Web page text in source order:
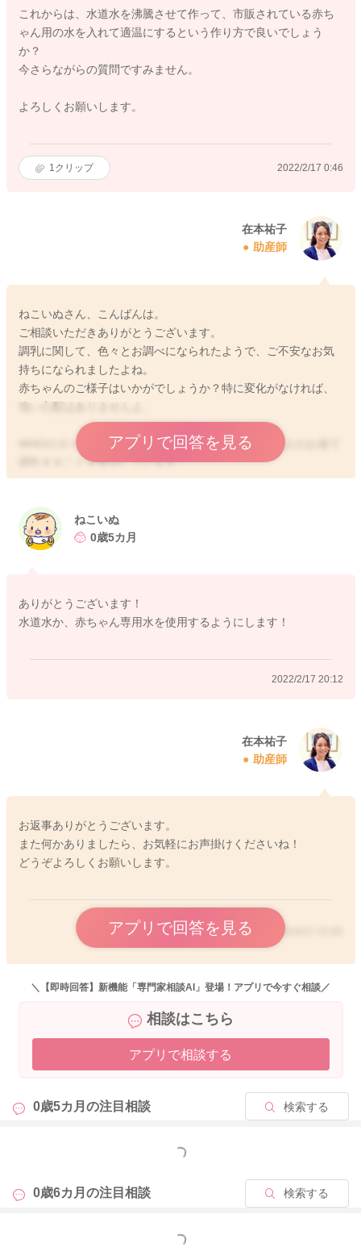
これからは、水道水を沸騰させて作って、市販されている赤ち
ゃん用の水を入れて適温にするという作り方で良いでしょう
か？
今さらながらの質問ですみません。
よろしくお願いします。
1 クリップ 2022/2/17 0:46
在本祐子
助産師
ねこいぬさん、こんばんは。
ご相談いただきありがとうございます。
調乳に関して、色々とお調べになられたようで、ご不安なお気
持ちになられましたよね。
赤ちゃんのご様子はいかがでしょうか？特に変化がなければ、
強い心配はありませんよ。
WHOのガイドラインにより、厚生労働省では70℃以上のお湯で
調乳することを提示しています。
このお湯は水道水もしくは、赤ちゃん用の調乳に適したとされ
これは、鉱物による身体的な負担を避けるためと、種々の細菌
がミルクに入ってしまった場合や手指・哺乳瓶に菌が付着して
・粉ミルクは70℃以上のお湯で調乳
・水道水か、赤ちゃん専用水を使用する
アプリで回答を見る
ねこいぬ
0歳5カ月
ありがとうございます！
水道水か、赤ちゃん専用水を使用するようにします！
2022/2/17 20:12
在本祐子
助産師
お返事ありがとうございます。
また何かありましたら、お気軽にお声掛けくださいね！
どうぞよろしくお願いします。
アプリで回答を見る 2022/2/17 21:03
＼【即時回答】新機能「専門家相談AI」登場！アプリで今すぐ相談／
相談はこちら
アプリで相談する
0歳5カ月の注目相談 検索する
もっと見る
0歳6カ月の注目相談 検索する
もっと見る